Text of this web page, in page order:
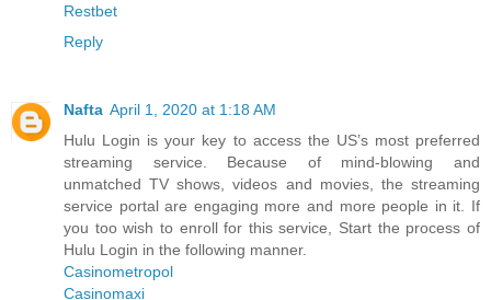
Restbet
Reply
Nafta April 1, 2020 at 1:18 AM
Hulu Login is your key to access the US’s most preferred
streaming service. Because of mind-blowing and
unmatched TV shows, videos and movies, the streaming
service portal are engaging more and more people in it. If
you too wish to enroll for this service, Start the process of
Hulu Login in the following manner.
Casinometropol
Casinomaxi